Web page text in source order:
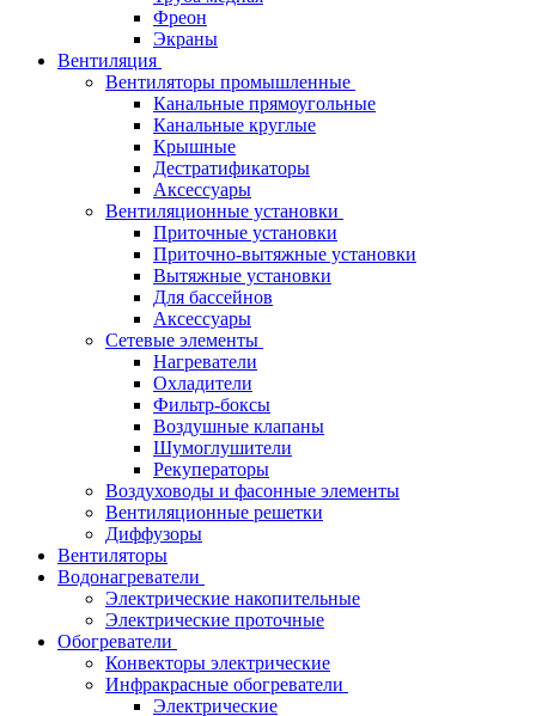
Фреон
Экраны
Вентиляция
Вентиляторы промышленные
Канальные прямоугольные
Канальные круглые
Крышные
Дестратификаторы
Аксессуары
Вентиляционные установки
Приточные установки
Приточно-вытяжные установки
Вытяжные установки
Для бассейнов
Аксессуары
Сетевые элементы
Нагреватели
Охладители
Фильтр-боксы
Воздушные клапаны
Шумоглушители
Рекуператоры
Воздуховоды и фасонные элементы
Вентиляционные решетки
Диффузоры
Вентиляторы
Водонагреватели
Электрические накопительные
Электрические проточные
Обогреватели
Конвекторы электрические
Инфракрасные обогреватели
Электрические